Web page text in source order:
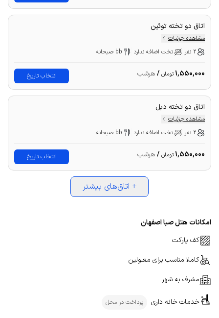
اتاق دو تخته توئین
مشاهده جزئیات
2 نفر
تخت اضافه ندارد bb صبحانه
1,550,000تومان /هرشب انتخاب تاریخ
اتاق دو تخته دبل
مشاهده جزئیات
2 نفر
تخت اضافه ندارد bb صبحانه
1,550,000تومان /هرشب انتخاب تاریخ
+ اتاق‌های بیشتر
امکانات هتل صبا اصفهان
کف پارکت
کاملا مناسب برای معلولین
مشرف به شهر
خدمات خانه داری پرداخت در محل